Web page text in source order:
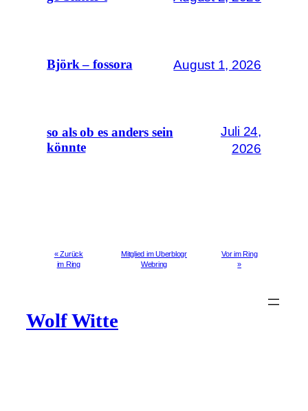
Björk – fossora August 1, 2026
so als ob es anders sein
könnte
Juli 24,
2026
« Zurück
im Ring
Mitglied im Uberblogr
Webring
Vor im Ring
»
Wolf Witte